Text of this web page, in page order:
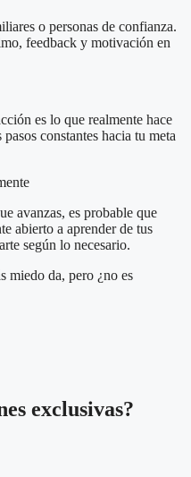
o personas de confianza.
feedback y motivación en
es lo que realmente hace
constantes hacia tu meta
avanzas, es probable que
abierto a aprender de tus
según lo necesario.
miedo da, pero ¿no es
exclusivas?